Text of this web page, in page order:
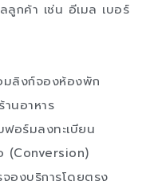
กค้า เช่น อีเมล เบอร์
มลิงก์จองห้องพัก
านอาหาร
ฟอร์มลงทะเบียน
(Conversion)
องบริการโดยตรง